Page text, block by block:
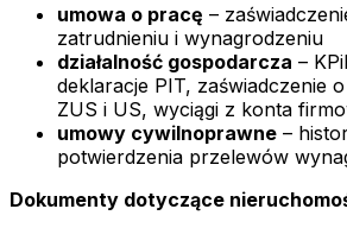
umowa o pracę –
zatrudnieniu i wynagrodzeniu
działalność gospodarcza –
deklaracje PIT, zaświadczenie
ZUS i US, wyciągi z konta
umowy cywilnoprawne –
potwierdzenia przelewów
Dokumenty dotyczące